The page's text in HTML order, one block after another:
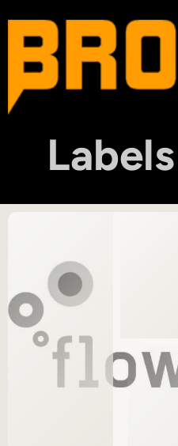
Labels